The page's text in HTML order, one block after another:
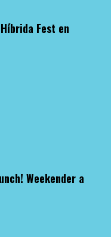
Fest en
Weekender a